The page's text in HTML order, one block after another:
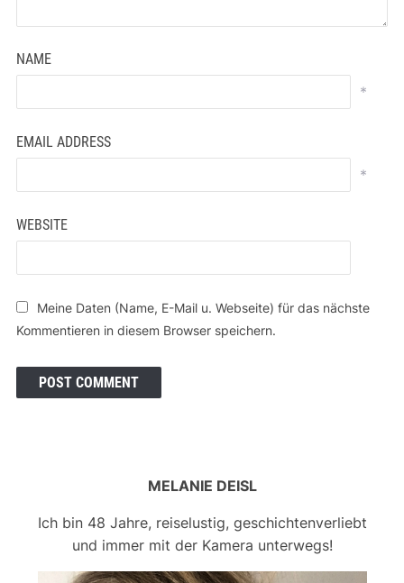
NAME
*
EMAIL ADDRESS
*
WEBSITE
Meine Daten (Name, E-Mail u. Webseite) für das nächste
Kommentieren in diesem Browser speichern.
MELANIE DEISL
Ich bin 48 Jahre, reiselustig, geschichtenverliebt
und immer mit der Kamera unterwegs!